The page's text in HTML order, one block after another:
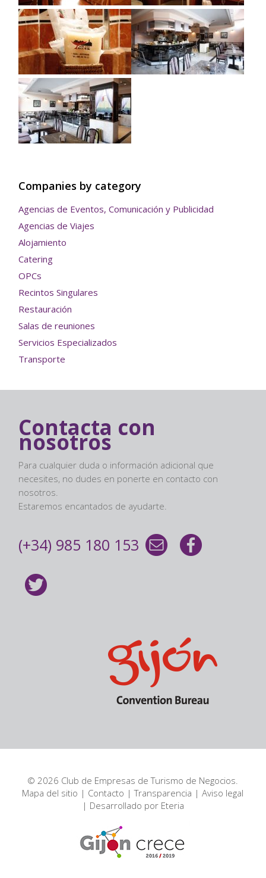
Companies by category
Agencias de Eventos, Comunicación y Publicidad
Agencias de Viajes
Alojamiento
Catering
OPCs
Recintos Singulares
Restauración
Salas de reuniones
Servicios Especializados
Transporte
Contacta con
nosotros
Para cualquier duda o información adicional que
necesites, no dudes en ponerte en contacto con
nosotros.
Estaremos encantados de ayudarte.
(+34) 985 180 153
© 2026 Club de Empresas de Turismo de Negocios.
Mapa del sitio | Contacto |Transparencia |Aviso legal
| Desarrollado por Eteria